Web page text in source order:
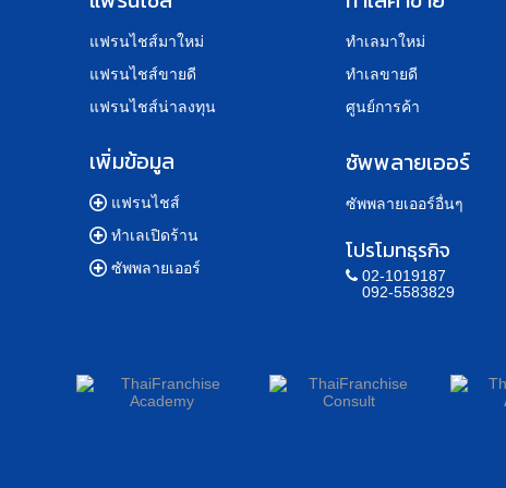
แฟรนไชส์มาใหม่
แฟรนไชส์ขายดี
แฟรนไชส์น่าลงทุน
เพิ่มข้อมูล
แฟรนไชส์
ทำเลเปิดร้าน
ซัพพลายเออร์
ทำเลมาใหม่
ทำเลขายดี
ศูนย์การค้า
ซัพพลายเออร์
ซัพพลายเออร์อื่นๆ
โปรโมทธุรกิจ
02-1019187
092-5583829